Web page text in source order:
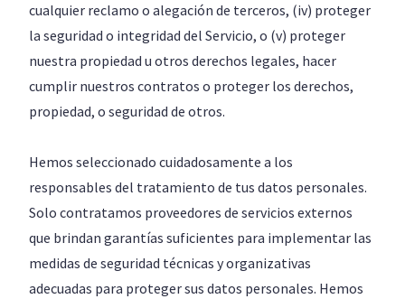
cualquier reclamo o alegación de terceros, (iv) proteger
la seguridad o integridad del Servicio, o (v) proteger
nuestra propiedad u otros derechos legales, hacer
cumplir nuestros contratos o proteger los derechos,
propiedad, o seguridad de otros.
Hemos seleccionado cuidadosamente a los
responsables del tratamiento de tus datos personales.
Solo contratamos proveedores de servicios externos
que brindan garantías suficientes para implementar las
medidas de seguridad técnicas y organizativas
adecuadas para proteger sus datos personales. Hemos